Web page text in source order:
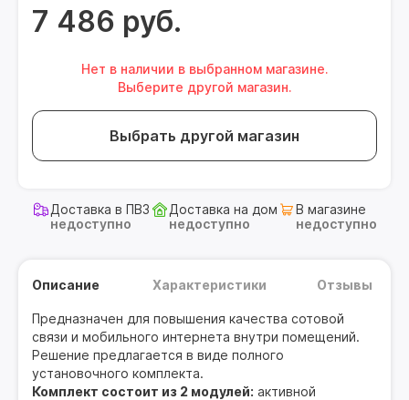
7 486 руб.
Нет в наличии в выбранном магазине.
Выберите другой магазин.
Выбрать другой магазин
Доставка в ПВЗ
недоступно
Доставка на дом
недоступно
В магазине
недоступно
Описание
Предназначен для повышения качества сотовой
связи и мобильного интернета внутри помещений.
Решение предлагается в виде полного
установочного комплекта.
Комплект состоит из 2 модулей: активной
Характеристики Отзывы